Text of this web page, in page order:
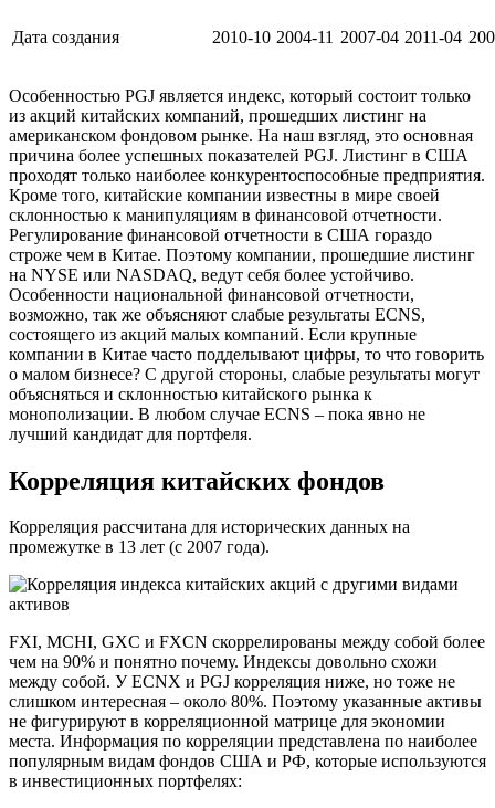
Дата создания 2010-10 2004-11 2007-04 2011-04
Особенностью PGJ является индекс, который состоит только
из акций китайских компаний, прошедших листинг на
американском фондовом рынке. На наш взгляд, это основная
причина более успешных показателей PGJ. Листинг в США
проходят только наиболее конкурентоспособные предприятия.
Кроме того, китайские компании известны в мире своей
склонностью к манипуляциям в финансовой отчетности.
Регулирование финансовой отчетности в США гораздо
строже чем в Китае. Поэтому компании, прошедшие листинг
на NYSE или NASDAQ, ведут себя более устойчиво.
Особенности национальной финансовой отчетности,
возможно, так же объясняют слабые результаты ECNS,
состоящего из акций малых компаний. Если крупные
компании в Китае часто подделывают цифры, то что говорить
о малом бизнесе? С другой стороны, слабые результаты могут
объясняться и склонностью китайского рынка к
монополизации. В любом случае ECNS – пока явно не
лучший кандидат для портфеля.
Корреляция китайских фондов
Корреляция рассчитана для исторических данных на
промежутке в 13 лет (с 2007 года).
FXI, MCHI, GXC и FXCN скоррелированы между собой более
чем на 90% и понятно почему. Индексы довольно схожи
между собой. У ECNX и PGJ корреляция ниже, но тоже не
слишком интересная – около 80%. Поэтому указанные активы
не фигурируют в корреляционной матрице для экономии
места. Информация по корреляции представлена по наиболее
популярным видам фондов США и РФ, которые используются
в инвестиционных портфелях: